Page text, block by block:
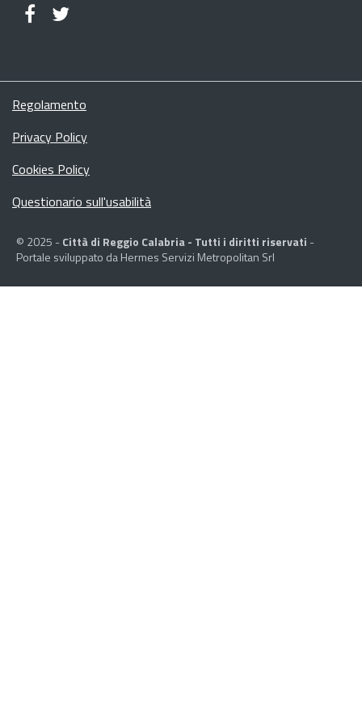
Regolamento
Privacy Policy
Cookies Policy
Questionario sull'usabilità
© 2025 -Città di Reggio Calabria - Tutti i diritti riservati -
Portale sviluppato da Hermes Servizi Metropolitan Srl